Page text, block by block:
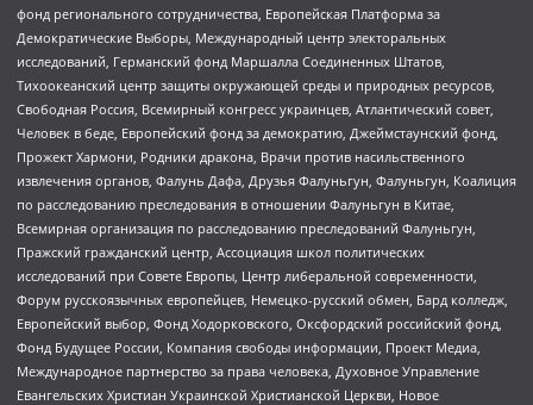
фонд регионального сотрудничества, Европейская Платформа за
Демократические Выборы, Международный центр электоральных
исследований, Германский фонд Маршалла Соединенных Штатов,
Тихоокеанский центр защиты окружающей среды и природных ресурсов,
Свободная Россия, Всемирный конгресс украинцев, Атлантический совет,
Человек в беде, Европейский фонд за демократию, Джеймстаунский фонд,
Прожект Хармони, Родники дракона, Врачи против насильственного
извлечения органов, Фалунь Дафа, Друзья Фалуньгун, Фалуньгун, Коалиция
по расследованию преследования в отношении Фалуньгун в Китае,
Всемирная организация по расследованию преследований Фалуньгун,
Пражский гражданский центр, Ассоциация школ политических
исследований при Совете Европы, Центр либеральной современности,
Форум русскоязычных европейцев, Немецко-русский обмен, Бард колледж,
Европейский выбор, Фонд Ходорковского, Оксфордский российский фонд,
Фонд Будущее России, Компания свободы информации, Проект Медиа,
Международное партнерство за права человека, Духовное Управление
Евангельских Христиан Украинской Христианской Церкви, Новое